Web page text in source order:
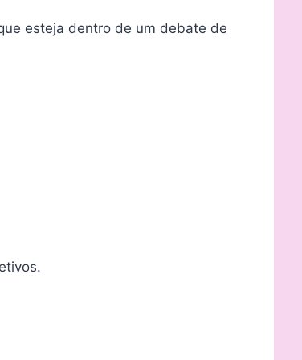
esteja dentro de um debate de